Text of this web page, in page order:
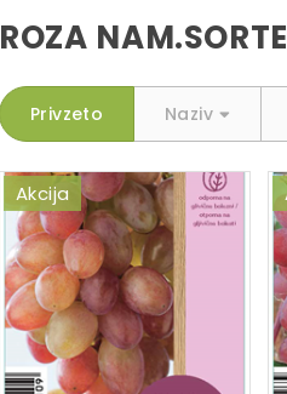
ROZA
Privzeto Naziv
Akcija